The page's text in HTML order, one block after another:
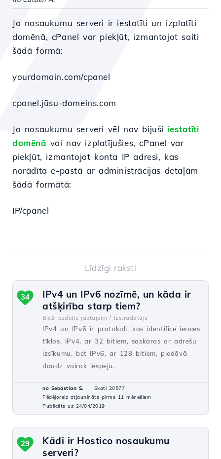
Ja nosaukumu serveri ir iestatīti un izplatīti
domēnā, cPanel var piekļūt, izmantojot saiti
šādā formā:
yourdomain.com/cpanel
cpanel.jūsu-domeins.com
Ja nosaukumu serveri vēl nav bijuši iestatīti
domēnā vai nav izplatījušies, cPanel var
piekļūt, izmantojot konta IP adresi, kas
norādīta e-pastā ar administrācijas detaļām
šādā formātā:
IP/cpanel
Līdzīgi raksti
IPv4 un IPv6 nozīmē, un kāda ir
atšķirība starp tiem?
Bieži uzdotie jautājumi / Izstrādātājs
IPv4 un IPv6 ir protokoli, kas identificē ierīces
tīklos. IPv4, ar 32 bitiem, saskaras ar adrešu
izsīkumu, bet IPv6, ar 128 bitiem, piedāvā
daudz vairāk iespēju.
34
no Sebastian S.
Skati 20577
Pēdējoreiz atjaunināts pirms 11 mēnešiem
Publicēts uz 24/04/2019
Kādi ir Hostico nosaukumu
serveri?
29